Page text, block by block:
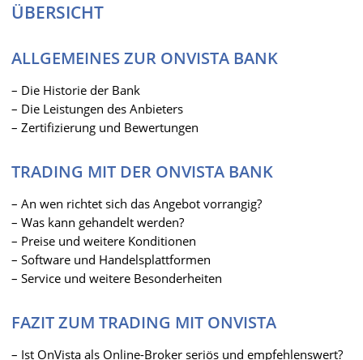
ÜBERSICHT
ALLGEMEINES ZUR ONVISTA BANK
– Die Historie der Bank
– Die Leistungen des Anbieters
– Zertifizierung und Bewertungen
TRADING MIT DER ONVISTA BANK
– An wen richtet sich das Angebot vorrangig?
– Was kann gehandelt werden?
– Preise und weitere Konditionen
– Software und Handelsplattformen
– Service und weitere Besonderheiten
FAZIT ZUM TRADING MIT ONVISTA
– Ist OnVista als Online-Broker seriös und empfehlenswert?